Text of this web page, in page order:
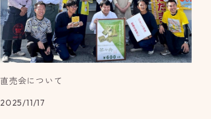
直売会について
2025/11/17